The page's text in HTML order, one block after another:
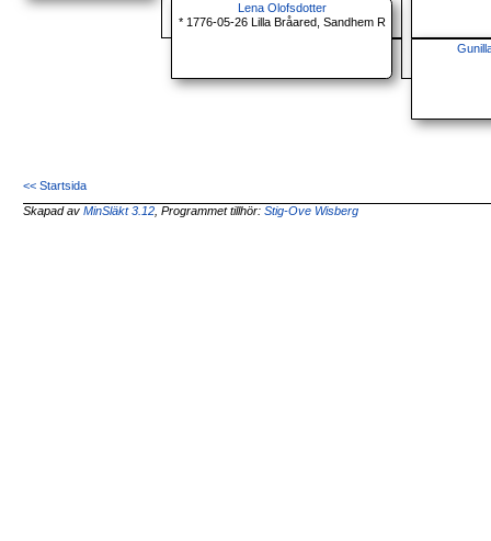
Lena Olofsdotter
* 1776-05-26 Lilla Bråared, Sandhem R
<< Startsida
Skapad avMinSläkt 3.12 , Programmet tillhör:Stig-Ove Wisberg